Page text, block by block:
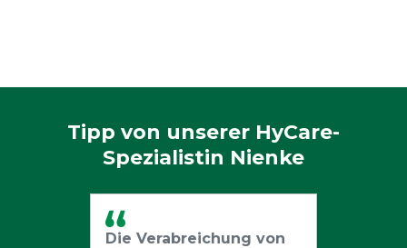
Tipp von unserer HyCare-
Spezialistin Nienke
Die Verabreichung von